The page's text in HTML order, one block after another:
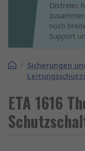
Distrelec
noch
Support
/ Sicherungen
ETA 1616